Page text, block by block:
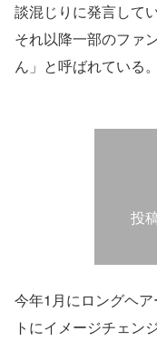
談混じりに発言して
それ以降一部のファ
ん」と呼ばれている。
投
今年1月にロングヘ
トにイメージチェン